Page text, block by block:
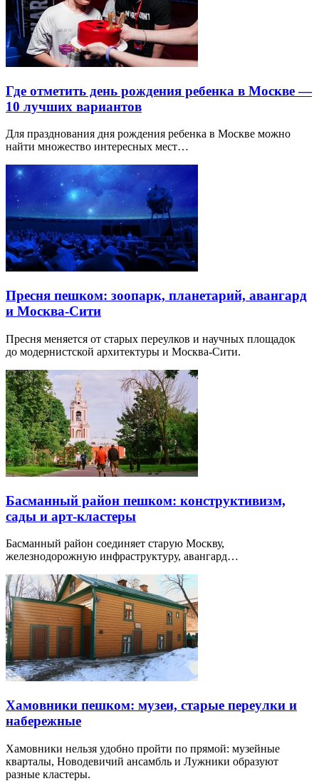
Где отметить день рождения ребенка в Москве —
10 лучших вариантов
Для празднования дня рождения ребенка в Москве можно
найти множество интересных мест…
Пресня пешком: зоопарк, планетарий, авангард
и Москва-Сити
Пресня меняется от старых переулков и научных площадок
до модернистской архитектуры и Москва-Сити.
Басманный район пешком: конструктивизм,
сады и арт-кластеры
Басманный район соединяет старую Москву,
железнодорожную инфраструктуру, авангард…
Хамовники пешком: музеи, старые переулки и
набережные
Хамовники нельзя удобно пройти по прямой: музейные
кварталы, Новодевичий ансамбль и Лужники образуют
разные кластеры.